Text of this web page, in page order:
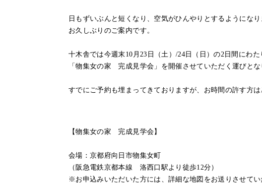
日もずいぶんと短くなり、空気がひんやりとするようになり
お久しぶりのご案内です。
十木舎では今週末10月23日（土）/24日（日）の2日間にわた
「物集女の家 完成見学会」を開催させていただく運びとな
すでにご予約も埋まってきておりますが、お時間の許す方は
【物集女の家 完成見学会】
会場：京都府向日市物集女町
（阪急電鉄京都本線 洛西口駅より徒歩12分）
※お申込みいただいた方には、詳細な地図をお送りさせてい